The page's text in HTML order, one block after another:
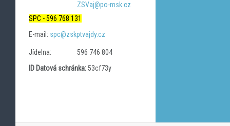
ZSVaj@po-msk.cz
SPC - 596 768 131
E-mail: spc@zskptvajdy.cz
Jídelna:
596 746 804
ID Datová schránka:53cf73y